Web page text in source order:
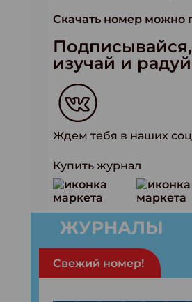
Скачать номер можно
Подписывайся,
изучай и
Ждем тебя в наших
Купить журнал
ЖУРНАЛЫ
Свежий номер!